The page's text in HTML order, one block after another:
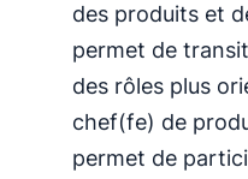
des produits et
permet de
des rôles plus
chef(fe) de
permet de